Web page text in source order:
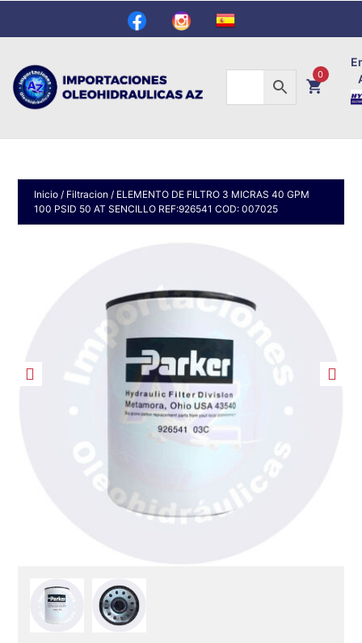
0
Inicio / Filtracion / ELEMENTO DE FILTRO 3 MICRAS 40 GPM
100 PSID 50 AT SENCILLO REF:926541 COD: 007025